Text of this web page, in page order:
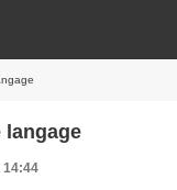
langage
14:44